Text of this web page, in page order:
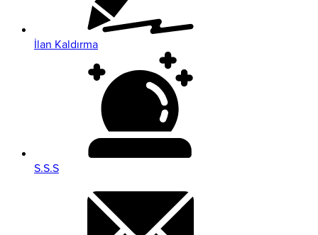
İlan Kaldırma
S.S.S